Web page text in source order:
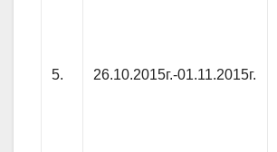
5. 26.10.2015г.-01.11.2015г.